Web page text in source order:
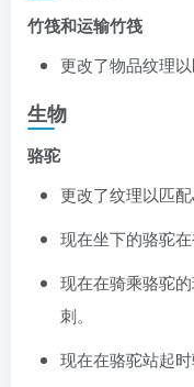
竹筏和运输竹筏
更改了物品纹理以
生物
骆驼
更改了纹理以匹
现在坐下的骆驼
现在在骑乘骆驼
刺。
现在在骆驼站起